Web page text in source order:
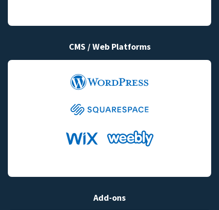
CMS / Web Platforms
Add-ons